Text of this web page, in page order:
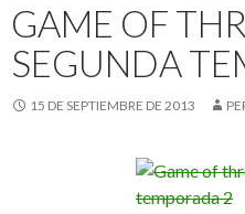
GAME OF
SEGUNDA
15 DE SEPTIEMBRE DE 2013